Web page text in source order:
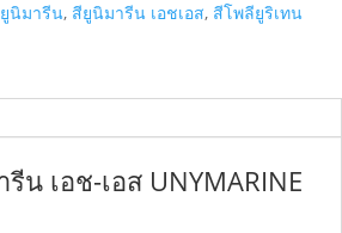
นิมารีน, สียูนิมารีน เอชเอส, สีโพลียูริเทน
น เอช-เอส UNYMARINE